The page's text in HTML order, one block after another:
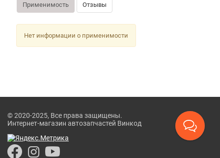
Применимость Отзывы
Нет информации о применимости
© 2020-2025, Все права защищены.
Интернет-магазин автозапчастей Винкод